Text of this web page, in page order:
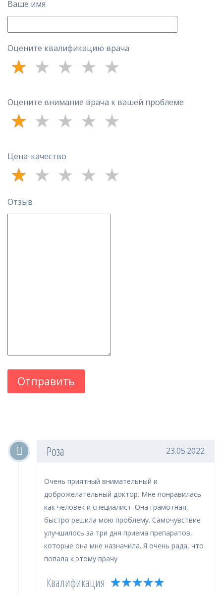
Ваше имя
Оцените квалификацию врача
Оцените внимание врача к вашей проблеме
Цена-качество
Отзыв
Роза 23.05.2022
Очень приятный внимательный и
доброжелательный доктор. Мне понравилась
как человек и специалист. Она грамотная,
быстро решила мою проблему. Самочувствие
улучшилось за три дня приема препаратов,
которые она мне назначила. Я очень рада, что
попала к этому врачу
Квалификация ★★★★★
★★★★★